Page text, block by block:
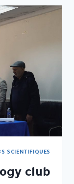
SCIENTIFIQUES
club